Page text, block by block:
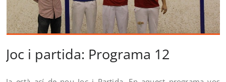
Joc i partida: Programa 12